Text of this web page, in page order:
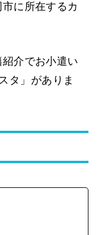
に所在するカ
介でお小遣い
タ」がありま